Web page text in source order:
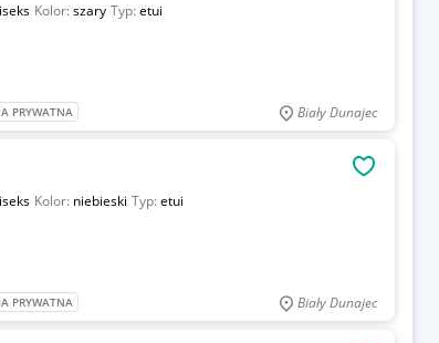
Kolor:szary Typ:etui
PRYWATNA Biały Dunajec
Kolor: niebieski Typ:etui
PRYWATNA Biały Dunajec